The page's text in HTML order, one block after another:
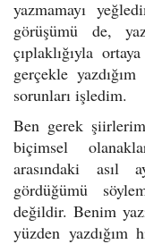
yazmamayı
görüşümü de,
çıplaklığıyla
gerçekle
sorunları işledim.
Ben gerek
biçimsel
arasındaki asıl
gördüğümü
değildir. Benim
yüzden yazdığım